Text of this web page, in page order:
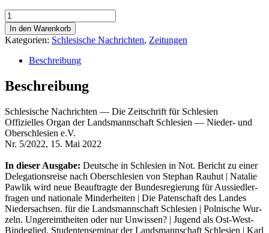
Schlesische
Nachrichten
Nr.
5/2022
Menge
In den Warenkorb
Kategorien: Schlesische Nachrichten, Zeitungen
Beschreibung
Beschreibung
Schle­si­sche Nach­rich­ten — Die Zeit­schrift für Schlesien
Offi­zi­el­les Organ der Lands­mann­schaft Schle­si­en — Nie­der- und
Ober­schle­si­en e.V.
Nr. 5/2022, 15. Mai 2022
In die­ser Aus­ga­be: Deut­sche in Schle­si­en in Not. Bericht zu einer
Dele­ga­ti­ons­rei­se nach Ober­schle­si­en von Ste­phan Rau­hut | Nata­lie
Paw­lik wird neue Beauf­trag­te der Bun­des­re­gie­rung für Aus­sied­ler­
fra­gen und natio­na­le Min­der­hei­ten | Die Paten­schaft des Lan­des
Nie­der­sach­sen. für die Lands­mann­schaft Schle­si­en | Pol­ni­sche Wur­
zeln. Unge­reimt­hei­ten oder nur Unwis­sen? | Jugend als Ost-West-
Bin­de­glied. Stu­den­ten­se­mi­nar der Lands­mann­schaft Schle­si­en | Karl